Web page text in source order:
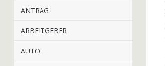
ANTRAG
ARBEITGEBER
AUTO